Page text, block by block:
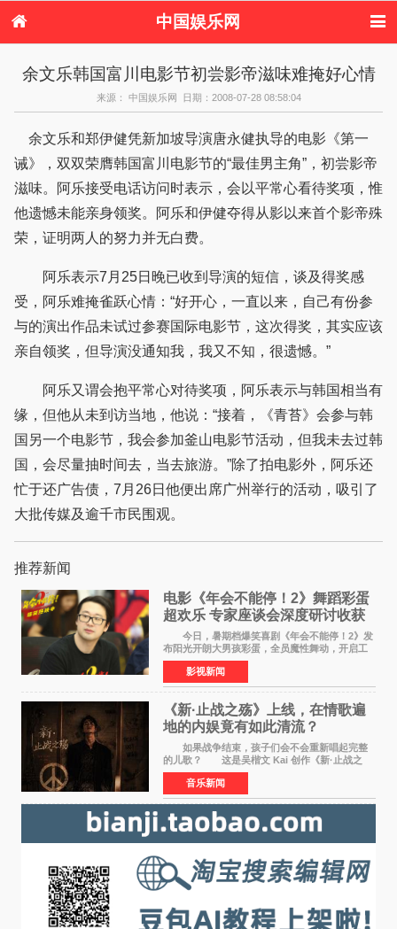
中国娱乐网
港台娱乐
日本娱乐 韩国娱乐
欧美娱乐
音乐新闻 影视新闻
内地明星八卦
港台明星八卦
日本韩国明星
八卦
欧美明星八卦
余文乐韩国富川电影节初尝影帝滋味难掩好心情
来源： 中国娱乐网 日期：2008-07-28 08:58:04
余文乐和郑伊健凭新加坡导演唐永健执导的电影《第一
诫》，双双荣膺韩国富川电影节的“最佳男主角”，初尝影帝
滋味。阿乐接受电话访问时表示，会以平常心看待奖项，惟
他遗憾未能亲身领奖。阿乐和伊健夺得从影以来首个影帝殊
荣，证明两人的努力并无白费。
阿乐表示7月25日晚已收到导演的短信，谈及得奖感
受，阿乐难掩雀跃心情：“好开心，一直以来，自己有份参
与的演出作品未试过参赛国际电影节，这次得奖，其实应该
亲自领奖，但导演没通知我，我又不知，很遗憾。”
阿乐又谓会抱平常心对待奖项，阿乐表示与韩国相当有
缘，但他从未到访当地，他说：“接着，《青苔》会参与韩
国另一个电影节，我会参加釜山电影节活动，但我未去过韩
国，会尽量抽时间去，当去旅游。”除了拍电影外，阿乐还
忙于还广告债，7月26日他便出席广州举行的活动，吸引了
大批传媒及逾千市民围观。
推荐新闻
电影《年会不能停！2》舞蹈彩蛋
超欢乐 专家座谈会深度研讨收获
满满
今日，暑期档爆笑喜剧《年会不能停！2》发
布阳光开朗大男孩彩蛋，全员魔性舞动，开启工
位狂欢模式。影片于昨日同步举办专家座谈会，
导演董润年、总制片人应萝佳出席现场，与一众
业内、学界专家
影视新闻
《新·止战之殇》上线，在情歌遍
地的内娱竟有如此清流？
如果战争结束，孩子们会不会重新唱起完整
的儿歌？ 这是吴楷文 Kai 创作《新·止战之
殇》时最初的想法。 从伊朗相关冲突引发的
地区局势，到世界各地仍在发生的动荡与不安，
战争从来不只
音乐新闻